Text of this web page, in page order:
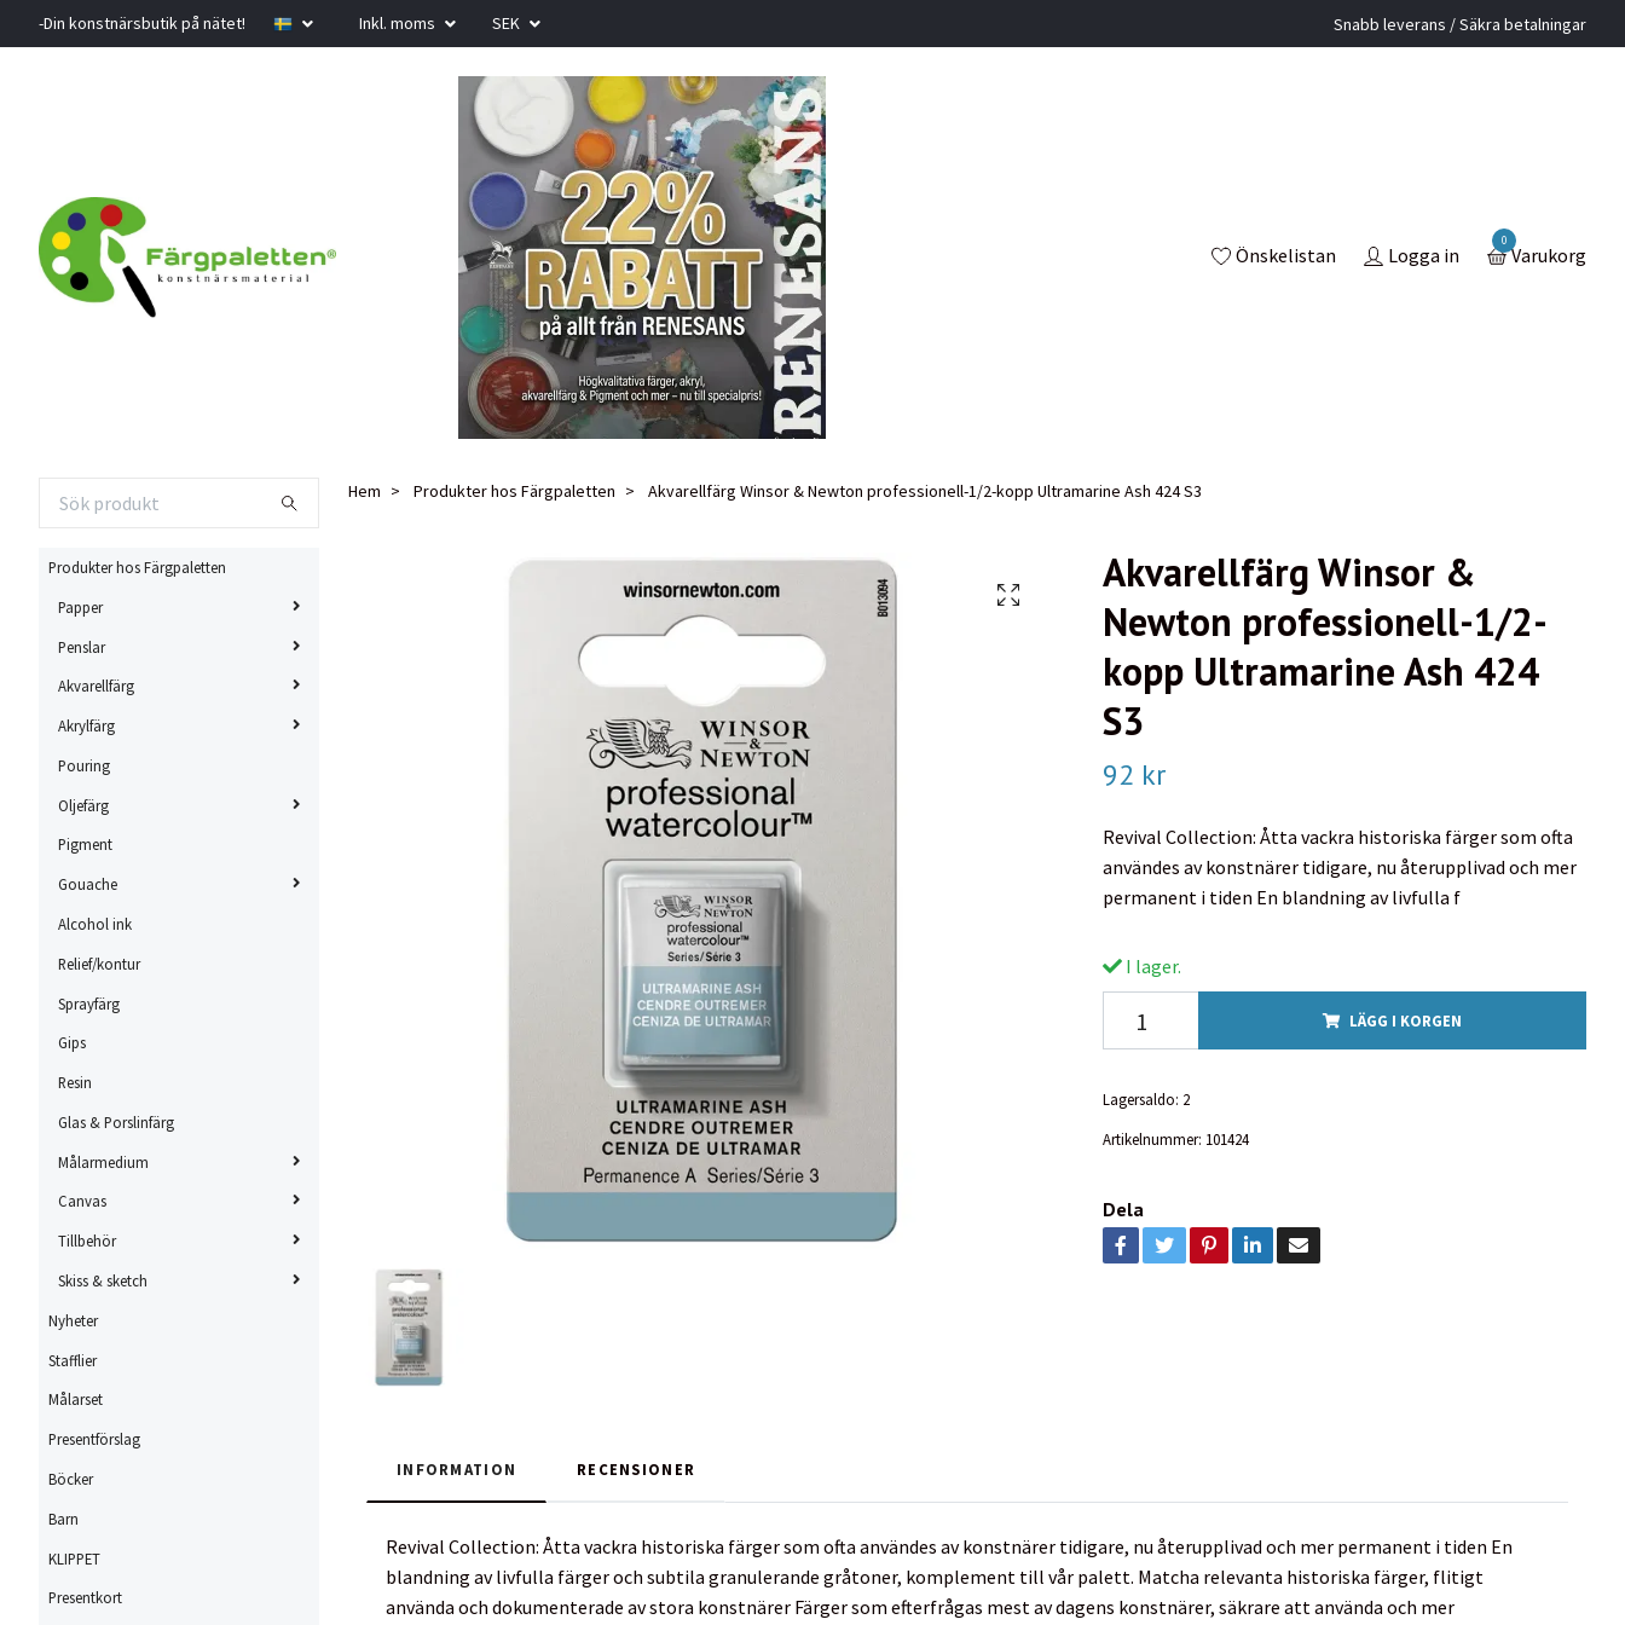
-Din konstnärsbutik på nätet! Inkl. moms SEK Snabb leverans / Säkra betalningar
Önskelistan Logga in
0
Varukorg
Produkter hos Färgpaletten
Papper
Penslar
Akvarellfärg
Akrylfärg
Pouring
Oljefärg
Pigment
Gouache
Alcohol ink
Relief/kontur
Sprayfärg
Gips
Resin
Glas & Porslinfärg
Målarmedium
Canvas
Tillbehör
Skiss & sketch
Nyheter
Stafflier
Målarset
Presentförslag
Böcker
Barn
KLIPPET
Presentkort
Hem Produkter hos Färgpaletten Akvarellfärg Winsor & Newton professionell-1/2-kopp Ultramarine Ash 424 S3
Akvarellfärg Winsor &
Newton professionell-1/2-
kopp Ultramarine Ash 424
S3
92 kr
Revival Collection: Åtta vackra historiska färger som ofta
användes av konstnärer tidigare, nu återupplivad och mer
permanent i tiden En blandning av livfulla f
I lager.
LÄGG I KORGEN
Lagersaldo: 2
Artikelnummer: 101424
Dela
INFORMATION RECENSIONER
Revival Collection: Åtta vackra historiska färger som ofta användes av konstnärer tidigare, nu återupplivad och mer permanent i tiden En
blandning av livfulla färger och subtila granulerande gråtoner, komplement till vår palett. Matcha relevanta historiska färger, flitigt
använda och dokumenterade av stora konstnärer Färger som efterfrågas mest av dagens konstnärer, säkrare att använda och mer